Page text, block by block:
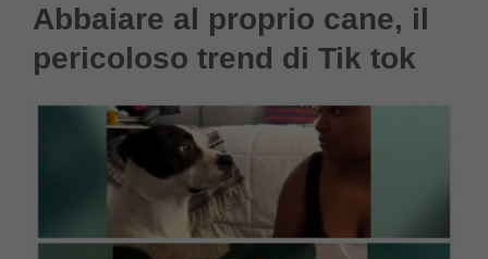
Abbaiare al proprio cane, il
pericoloso trend di Tik tok